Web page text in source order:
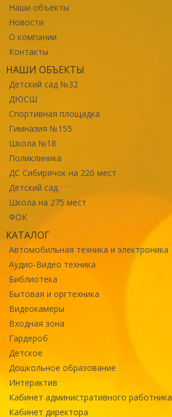
Наши объекты
Новости
О компании
Контакты
НАШИ ОБЪЕКТЫ
Детский сад №32
ДЮСШ
Спортивная площадка
Гимназия №155
Школа №18
Поликлиника
ДС Сибирячок на 220 мест
Детский сад
Школа на 275 мест
ФОК
КАТАЛОГ
Автомобильная техника и электроника
Аудио-Видео техника
Библиотека
Бытовая и оргтехника
Видеокамеры
Входная зона
Гардероб
Детское
Дошкольное образование
Интерактив
Кабинет административного работника
Кабинет директора